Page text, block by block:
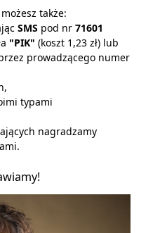
także:
SMS pod nr 71601
"PIK" (koszt 1,23 zł) lub
prowadzącego numer
typami
nagradzamy